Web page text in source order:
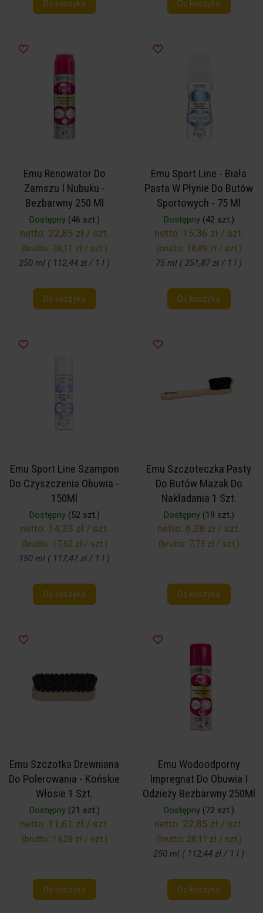
Do koszyka Do koszyka
Emu Renowator Do
Zamszu I Nubuku -
Bezbarwny 250 Ml
Dostępny(46 szt.)
netto: 22,85 zł / szt.
(brutto: 28,11 zł / szt.)
250 ml ( 112,44 zł / 1 l )
Do koszyka
Emu Sport Line - Biała
Pasta W Płynie Do Butów
Sportowych - 75 Ml
Dostępny(42 szt.)
netto: 15,36 zł / szt.
(brutto: 18,89 zł / szt.)
75 ml ( 251,87 zł / 1 l )
Do koszyka
Emu Sport Line Szampon
Do Czyszczenia Obuwia -
150Ml
Dostępny(52 szt.)
netto: 14,33 zł / szt.
(brutto: 17,62 zł / szt.)
150 ml ( 117,47 zł / 1 l )
Do koszyka
Emu Szczoteczka Pasty
Do Butów Mazak Do
Nakładania 1 Szt.
Dostępny(19 szt.)
netto: 6,28 zł / szt.
(brutto: 7,73 zł / szt.)
Do koszyka
Emu Szczotka Drewniana
Do Polerowania - Końskie
Włosie 1 Szt.
Dostępny(21 szt.)
netto: 11,61 zł / szt.
(brutto: 14,28 zł / szt.)
Do koszyka
Emu Wodoodporny
Impregnat Do Obuwia I
Odzieży Bezbarwny 250Ml
Dostępny(72 szt.)
netto: 22,85 zł / szt.
(brutto: 28,11 zł / szt.)
250 ml ( 112,44 zł / 1 l )
Do koszyka